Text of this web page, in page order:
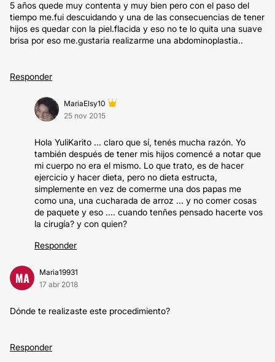
5 años quede muy contenta y muy bien pero con el paso del
tiempo me.fui descuidando y una de las consecuencias de tener
hijos es quedar con la piel.flacida y eso no te lo quita una suave
brisa por eso me.gustaria realizarme una abdominoplastia..
Responder
MariaElsy10
25 nov 2015
Hola YuliKarito ... claro que sí, tenés mucha razón. Yo
también después de tener mis hijos comencé a notar que
mi cuerpo no era el mismo. Lo que trato, es de hacer
ejercicio y hacer dieta, pero no dieta estructa,
simplemente en vez de comerme una dos papas me
como una, una cucharada de arroz ... y no comer cosas
de paquete y eso .... cuando tenñes pensado hacerte vos
la cirugía? y con quien?
Responder
MA
Maria19931
17 abr 2018
Dónde te realizaste este procedimiento?
Responder